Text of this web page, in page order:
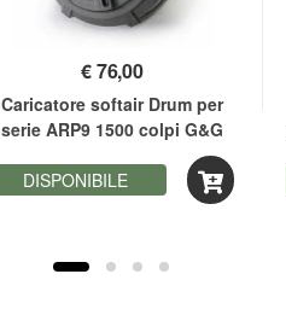
€76,00
Caricatore softair Drum per
serie ARP9 1500 colpi G&G
DISPONIBILE